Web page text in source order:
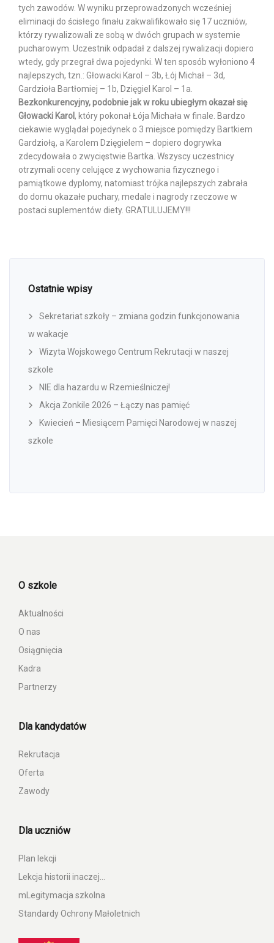
tych zawodów. W wyniku przeprowadzonych wcześniej
eliminacji do ścisłego finału zakwalifikowało się 17 uczniów,
którzy rywalizowali ze sobą w dwóch grupach w systemie
pucharowym. Uczestnik odpadał z dalszej rywalizacji dopiero
wtedy, gdy przegrał dwa pojedynki. W ten sposób wyłoniono 4
najlepszych, tzn.: Głowacki Karol – 3b, Łój Michał – 3d,
Gardzioła Bartłomiej – 1b, Dzięgiel Karol – 1a.
Bezkonkurencyjny, podobnie jak w roku ubiegłym okazał się
Głowacki Karol, który pokonał Łója Michała w finale. Bardzo
ciekawie wyglądał pojedynek o 3 miejsce pomiędzy Bartkiem
Gardziołą, a Karolem Dzięgielem – dopiero dogrywka
zdecydowała o zwycięstwie Bartka. Wszyscy uczestnicy
otrzymali oceny celujące z wychowania fizycznego i
pamiątkowe dyplomy, natomiast trójka najlepszych zabrała
do domu okazałe puchary, medale i nagrody rzeczowe w
postaci suplementów diety. GRATULUJEMY!!!
Ostatnie wpisy
Sekretariat szkoły – zmiana godzin funkcjonowania
w wakacje
Wizyta Wojskowego Centrum Rekrutacji w naszej
szkole
NIE dla hazardu w Rzemieślniczej!
Akcja Żonkile 2026 – Łączy nas pamięć
Kwiecień – Miesiącem Pamięci Narodowej w naszej
szkole
O szkole
Aktualności
O nas
Osiągnięcia
Kadra
Partnerzy
Dla kandydatów
Rekrutacja
Oferta
Zawody
Dla uczniów
Plan lekcji
Lekcja historii inaczej…
mLegitymacja szkolna
Standardy Ochrony Małoletnich